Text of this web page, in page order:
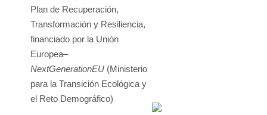
Plan de Recuperación,
Transformación y Resiliencia,
financiado por la Unión
Europea–
NextGenerationEU (Ministerio
para la Transición Ecológica y
el Reto Demográfico)